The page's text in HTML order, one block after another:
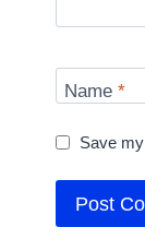
Name *
Save